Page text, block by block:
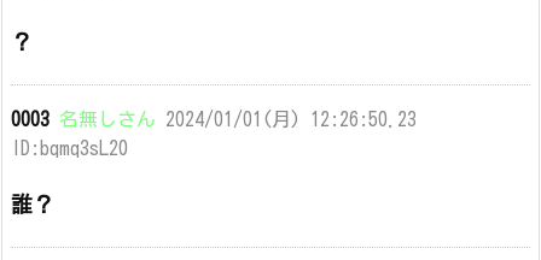
？
0003 名無しさん 2024/01/01(月) 12:26:50.23
ID:bqmq3sL20
誰？